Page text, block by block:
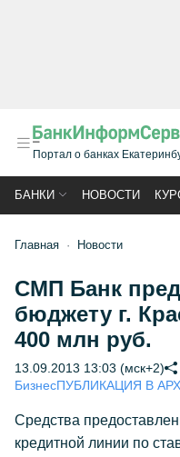
Портал о банках
БАНКИ НОВОСТИ
Главная Новости
СМП Банк
бюджету г.
400 млн руб.
13.09.2013 13:03 (мск+2)
БизнесПУБЛИКАЦИЯ В
Средства
кредитной линии по